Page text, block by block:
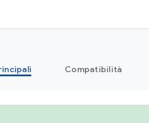
Compatibilità